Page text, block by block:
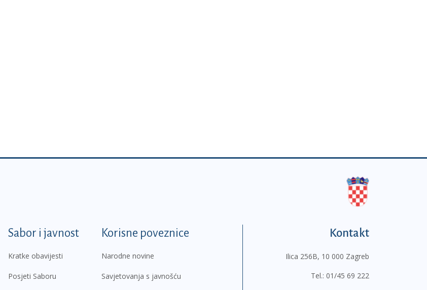
Sabor i javnost
Kratke obavijesti
Posjeti Saboru
Korisne poveznice
Narodne novine
Savjetovanja s javnošću
Kontakt
Ilica 256B, 10 000 Zagreb
Tel.: 01/45 69 222